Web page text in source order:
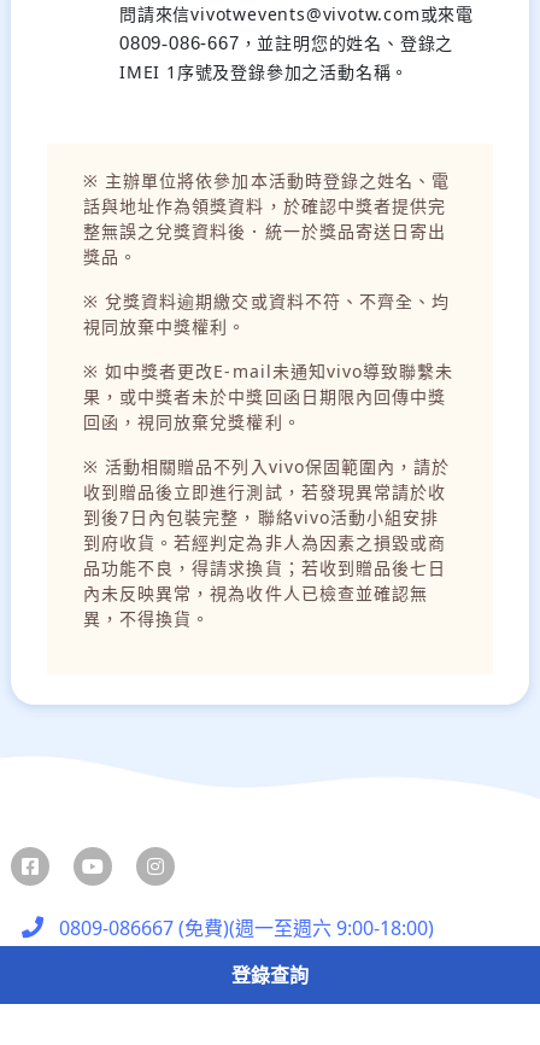
問請來信vivotwevents@vivotw.com或來電
0809-086-667 ，並註明您的姓名、登錄之
IMEI 1序號及登錄參加之活動名稱。
※ 主辦單位將依參加本活動時登錄之姓名、電
話與地址作為領獎資料，於確認中獎者提供完
整無誤之兌獎資料後．統一於獎品寄送日寄出
獎品。
※ 兌獎資料逾期繳交或資料不符、不齊全、均
視同放棄中獎權利。
※ 如中獎者更改E-mail未通知vivo導致聯繫未
果，或中獎者未於中獎回函日期限內回傳中獎
回函，視同放棄兌獎權利。
※ 活動相關贈品不列入vivo保固範圍內，請於
收到贈品後立即進行測試，若發現異常請於收
到後7日內包裝完整，聯絡vivo活動小組安排
到府收貨。若經判定為非人為因素之損毀或商
品功能不良，得請求換貨；若收到贈品後七日
內未反映異常，視為收件人已檢查並確認無
異，不得換貨。
0809-086667 (免費)(週一至週六 9:00-18:00)
vivotwevents@vivotw.com
登錄查詢